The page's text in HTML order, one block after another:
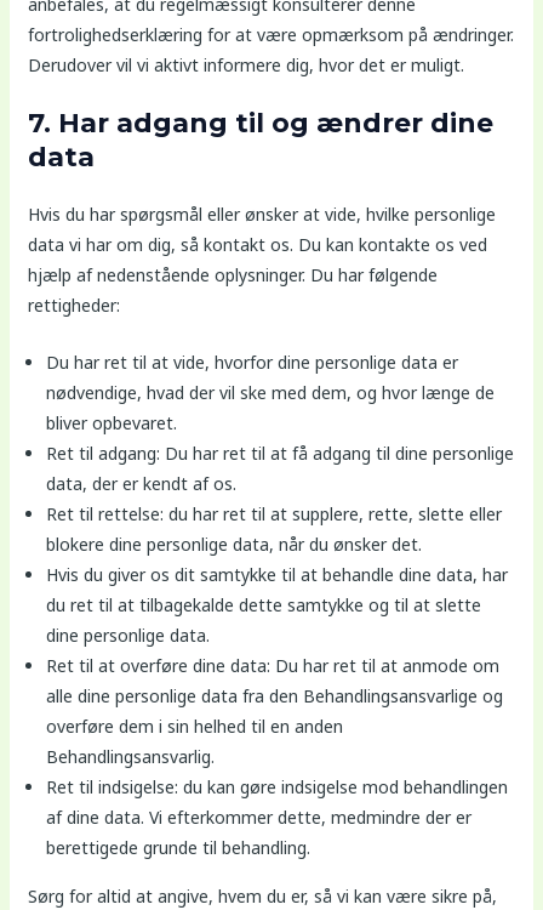
fortrolighedserklæring for at være opmærksom på ændringer.
Derudover vil vi aktivt informere dig, hvor det er muligt.
7. Har adgang til og ændrer dine
data
Hvis du har spørgsmål eller ønsker at vide, hvilke personlige
data vi har om dig, så kontakt os. Du kan kontakte os ved
hjælp af nedenstående oplysninger. Du har følgende
rettigheder:
Du har ret til at vide, hvorfor dine personlige data er
nødvendige, hvad der vil ske med dem, og hvor længe de
bliver opbevaret.
Ret til adgang: Du har ret til at få adgang til dine personlige
data, der er kendt af os.
Ret til rettelse: du har ret til at supplere, rette, slette eller
blokere dine personlige data, når du ønsker det.
Hvis du giver os dit samtykke til at behandle dine data, har
du ret til at tilbagekalde dette samtykke og til at slette
dine personlige data.
Ret til at overføre dine data: Du har ret til at anmode om
alle dine personlige data fra den Behandlingsansvarlige og
overføre dem i sin helhed til en anden
Behandlingsansvarlig.
Ret til indsigelse: du kan gøre indsigelse mod behandlingen
af ​​dine data. Vi efterkommer dette, medmindre der er
berettigede grunde til behandling.
Sørg for altid at angive, hvem du er, så vi kan være sikre på,